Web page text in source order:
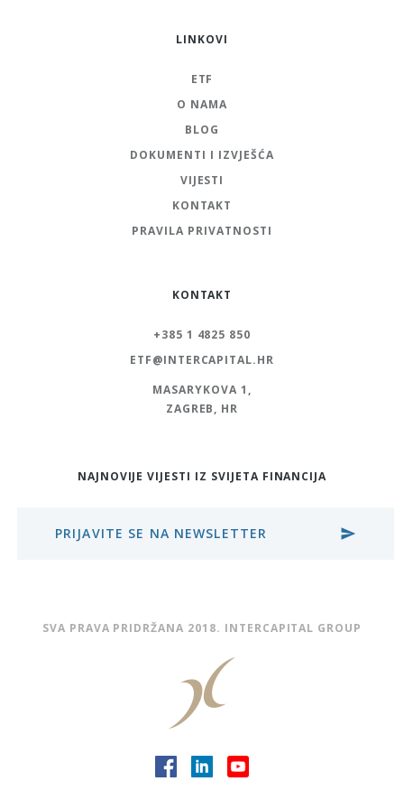
LINKOVI
ETF
O NAMA
BLOG
DOKUMENTI I IZVJEŠĆA
VIJESTI
KONTAKT
PRAVILA PRIVATNOSTI
KONTAKT
+385 1 4825 850
ETF@INTERCAPITAL.HR
MASARYKOVA 1,
ZAGREB, HR
NAJNOVIJE VIJESTI IZ SVIJETA FINANCIJA
PRIJAVITE SE NA NEWSLETTER send
SVA PRAVA PRIDRŽANA 2018. INTERCAPITAL GROUP